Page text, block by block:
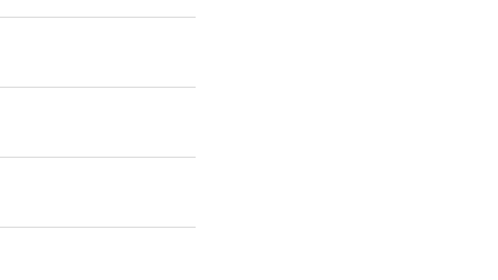
Uns einfach
desto
den Konfigurator.
Kreativität freien Lauf
Informationen,
Zusätzlich bieten wir
abgeschlossen
WhatsApp